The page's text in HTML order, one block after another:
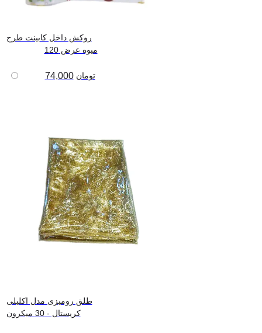
روکش داخل کابینت طرح
میوه عرض 120
74,000 تومان
طلق رومیزی مدل اکلیلی
کریستال - 30 میکرون